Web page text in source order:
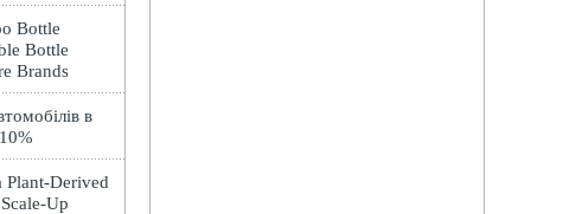
Bottle
Bottle
Brands
в
Plant-Derived
Up